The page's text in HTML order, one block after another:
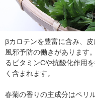
βカロテンを豊富に含み、
風邪予防の働きがあります
るビタミンCや抗酸化作用
く含まれます。
春菊の香りの主成分はペリ